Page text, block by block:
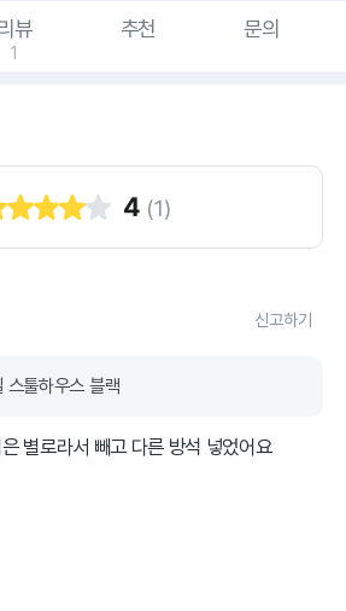
뷰
1
추천 문의
4 (1)
신고하기
스툴하우스 블랙
별로라서 빼고 다른 방석 넣었어요